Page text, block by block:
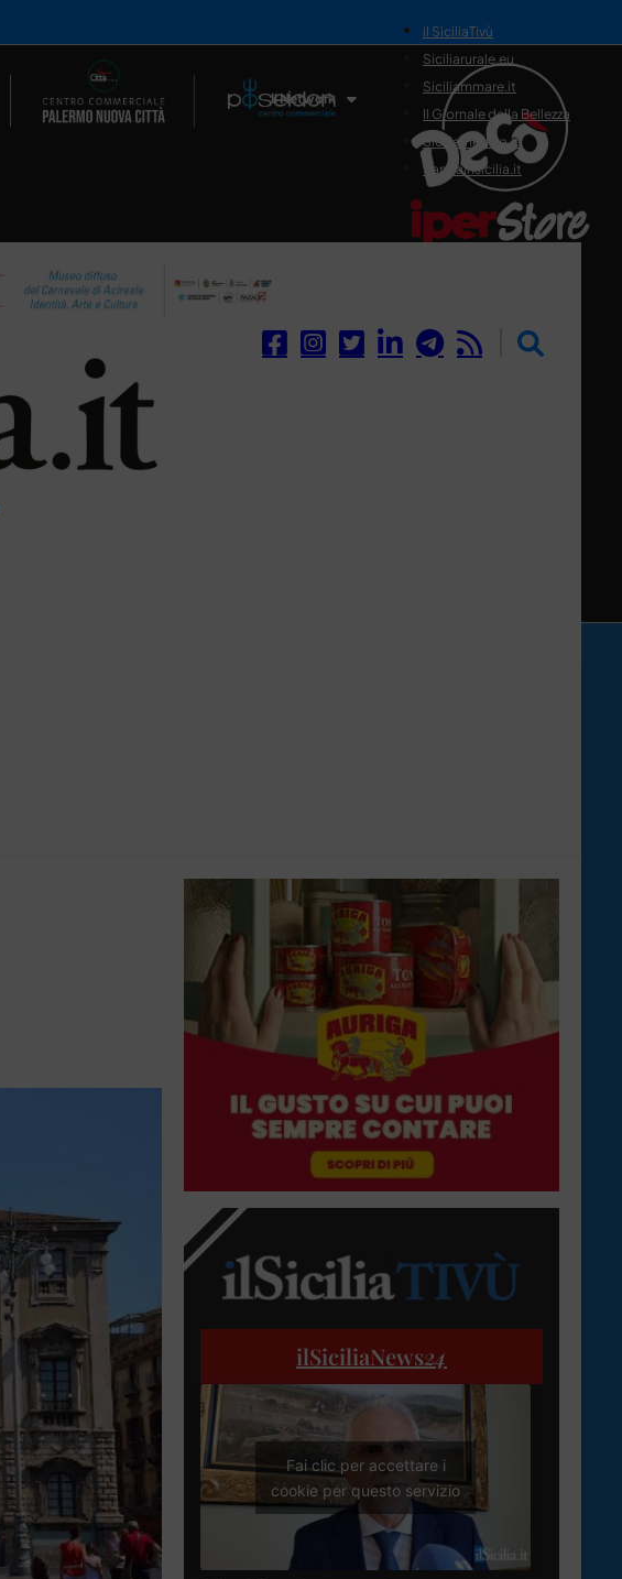
Il Network
il SiciliaTivù
Siciliarurale.eu
Siciliammare.it
Il Giornale della Bellezza
Siciliamedica.it
Sanitainsicilia.it
ilSiciliaNews24
Fai clic per accettare i
cookie per questo servizio